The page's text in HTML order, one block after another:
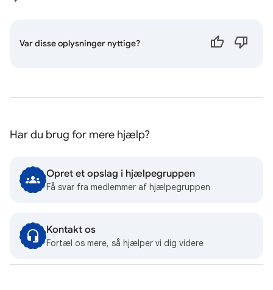
Var disse oplysninger nyttige?
Har du brug for mere hjælp?
Opret et opslag i hjælpegruppen
Få svar fra medlemmer af hjælpegruppen
Kontakt os
Fortæl os mere, så hjælper vi dig videre